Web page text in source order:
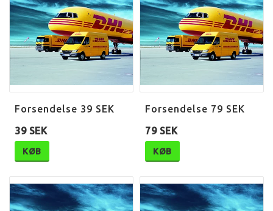
Forsendelse 39 SEK
39 SEK
KØB
Forsendelse 79 SEK
79 SEK
KØB